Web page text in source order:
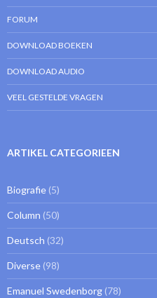
FORUM
DOWNLOAD BOEKEN
DOWNLOAD AUDIO
VEEL GESTELDE VRAGEN
ARTIKEL CATEGORIEEN
Biografie (5)
Column (50)
Deutsch (32)
Diverse (98)
Emanuel Swedenborg (78)